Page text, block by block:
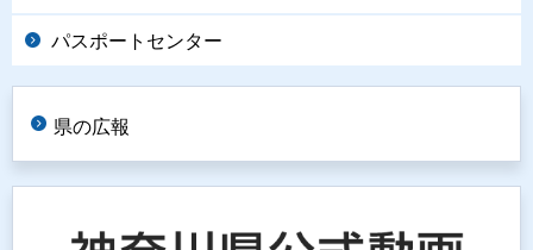
パスポートセンター
県の広報